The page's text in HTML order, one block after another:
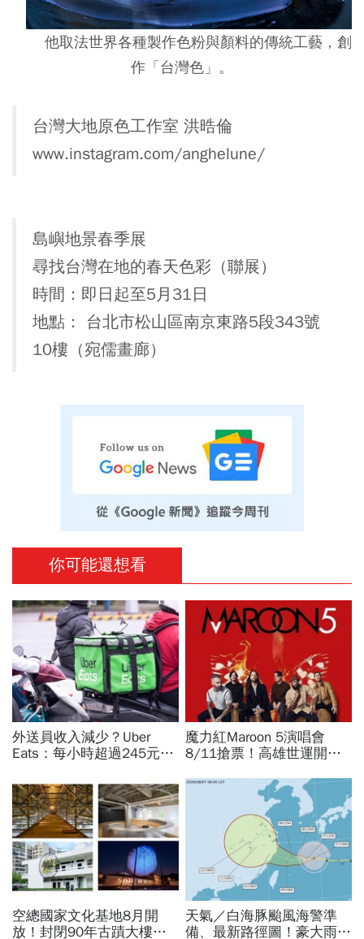
他取法世界各種製作色粉與顏料的傳統工藝，創
作「台灣色」。
台灣大地原色工作室 洪晧倫
www.instagram.com/anghelune/
島嶼地景春季展
尋找台灣在地的春天色彩（聯展）
時間：即日起至5月31日
地點： 台北市松山區南京東路5段343號
10樓（宛儒畫廊）
你可能還想看
外送員收入減少？Uber
Eats：每小時超過245元！
半，勞動部認違法：按人處
罰每案2萬
魔力紅Maroon 5演唱會
8/11搶票！高雄世運開唱
會員優先購、拓元售票資訊
空總國家文化基地8月開
放！封閉90年古蹟大樓打
天氣／白海豚颱風海警準
備、最新路徑圖！豪大雨紫